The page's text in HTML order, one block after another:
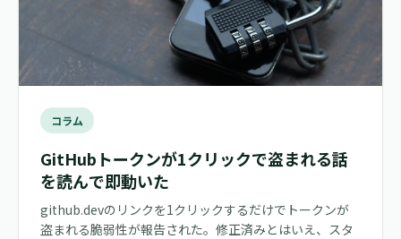
コラム
GitHubトークンが1クリックで盗まれる話
を読んで即動いた
github.devのリンクを1クリックするだけでトークンが
盗まれる脆弱性が報告された。修正済みとはいえ、スタ